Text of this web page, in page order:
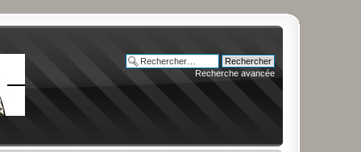
Recherche avancée